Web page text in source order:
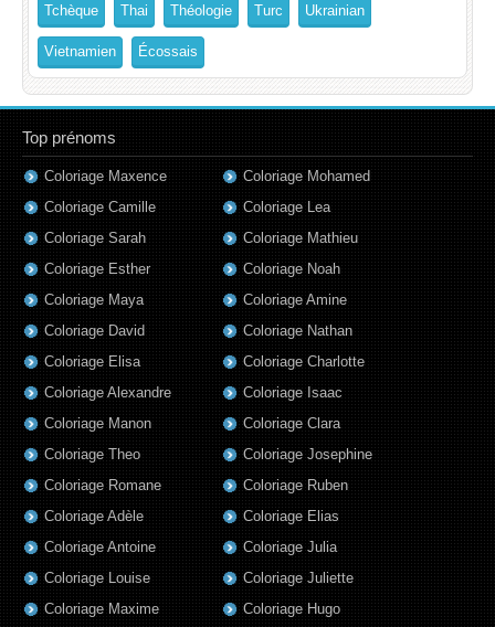
Tchèque Thai Théologie Turc Ukrainian
Vietnamien Écossais
Top prénoms
Coloriage Maxence
Coloriage Camille
Coloriage Sarah
Coloriage Esther
Coloriage Maya
Coloriage David
Coloriage Elisa
Coloriage Alexandre
Coloriage Manon
Coloriage Theo
Coloriage Romane
Coloriage Adèle
Coloriage Antoine
Coloriage Louise
Coloriage Maxime
Coloriage Mohamed
Coloriage Lea
Coloriage Mathieu
Coloriage Noah
Coloriage Amine
Coloriage Nathan
Coloriage Charlotte
Coloriage Isaac
Coloriage Clara
Coloriage Josephine
Coloriage Ruben
Coloriage Elias
Coloriage Julia
Coloriage Juliette
Coloriage Hugo